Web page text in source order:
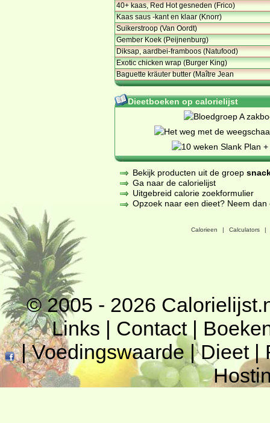
40+ kaas, Red Hot gesneden (Frico)
Kaas saus -kant en klaar (Knorr)
Suikerstroop (Van Oordt)
Gember Koek (Peijnenburg)
Diksap, aardbei-framboos (Natufood)
Exotic chicken wrap (Burger King)
Baguette kräuter butter (Maître Jean
Dieetboeken op calorielijst
Bekijk producten uit de groep
Ga naar de calorielijst
Uitgebreid calorie zoekformulier
Opzoek naar een dieet? Neem
Calorieen | Calculators |
© 2005 - 2026
Links | Contact|
|Voedingswaarde|Dieet|